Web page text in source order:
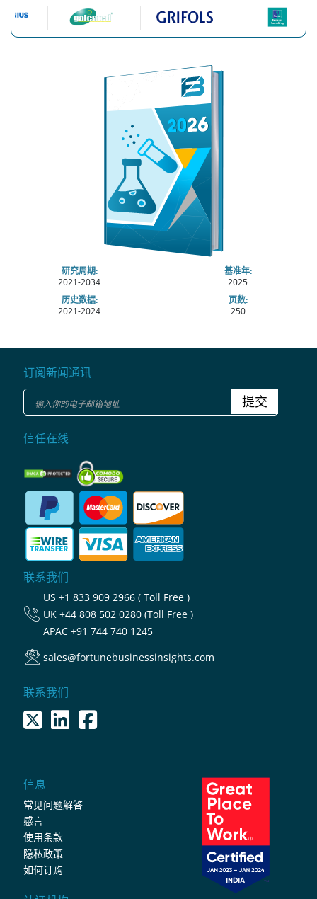
研究周期:
2021-2034
基准年:
2025
历史数据:
2021-2024
页数:
250
订阅新闻通讯
提交
信任在线
联系我们
US +1 833 909 2966 ( Toll Free )
UK +44 808 502 0280 (Toll Free )
APAC +91 744 740 1245
sales@fortunebusinessinsights.com
联系我们
信息
常见问题解答
感言
使用条款
隐私政策
如何订购